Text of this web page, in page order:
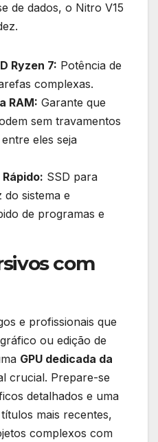
de dados, o Nitro V15
Ryzen 7: Potência de
complexas.
RAM: Garante que
sem travamentos
eles seja
SSD para
do sistema e
de programas e
com
e profissionais que
ou edição de
GPU dedicada da
crucial. Prepare-se
detalhados e uma
mais recentes,
complexos com